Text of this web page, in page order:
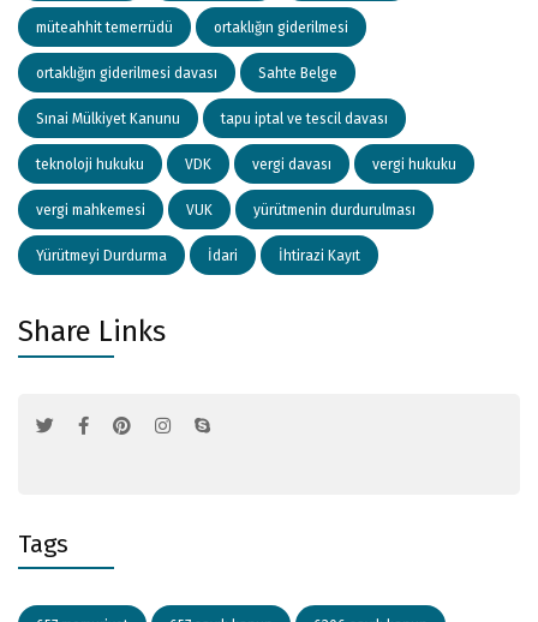
müteahhit temerrüdü ortaklığın giderilmesi
ortaklığın giderilmesi davası Sahte Belge
Sınai Mülkiyet Kanunu tapu iptal ve tescil davası
teknoloji hukuku VDK vergi davası vergi hukuku
vergi mahkemesi VUK yürütmenin durdurulması
Yürütmeyi Durdurma İdari İhtirazi Kayıt
Share Links
Tags